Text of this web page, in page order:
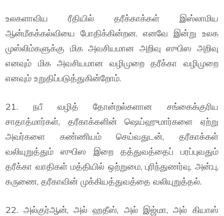
உலகளாவிய ரீதியில் தரீக்காக்கள் இஸ்லாமிய
ஆன்மீகக்கல்வியை போதிக்கின்றன. எனவே இன்று உலக
முஸ்லிம்களுக்கு மிக அவசியமான அறிவு ஸுபிஸ அறிவு
எனவும் மிக அவசியமான வழிமுறை தரீக்கா வழிமுறை
எனவும் உறுதிப்படுத்துகின்றோம்.
21. நபீ வழித் தோன்றல்களான சங்கைக்குரிய
சாதாத்மார்கள், தரீகாக்களின் ஷெய்ஹுமார்களை ஏற்று
அவர்களை கண்ணியம் செய்வதுடன், தரீகாக்கள்
வலியுறுத்தும் ஸுபிஸ இறை தத்துவத்தைப் பரப்புவதும்
தரீக்கா வாதிகள் மத்தியில் ஒற்றுமை, புரிந்துணர்வு, அன்;பு,
கருணை, தரீகாவின் முக்கியத்துவத்தை வலியுறுத்தல்.
22. அல்குர்ஆன், அல் ஹதீஸ், அல் இஜ்மா, அல் கியாஸ்